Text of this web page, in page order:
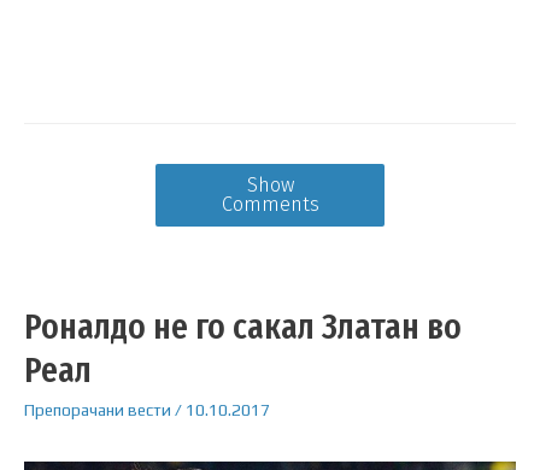
Show
Comments
Роналдо не го сакал Златан во
Реал
Препорачани вести / 10.10.2017